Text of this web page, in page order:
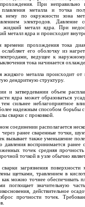
При
плавления металла и точка
нему по окружности зона
электродов. Давление
жидкий металл ядра. При
металл ядра и происходит
времени прохождения тока
ослабляет его оболочку из
ведущее к
тока начинается
жидкого металла происходит
дендритную структуру.
и затвердевании объем
ядра может образоваться
сильнее неблагоприятное
надежным способом борьбы
сварки с проковкой.
соединении располагается
через ранее сваренные точки,
вызывает также уменьшение
давления воспринимается
точек средняя
точкой в узле обычно
загрязнения
щетками, травлением в
можно точнее обеспечивать
поглощает значительную
действительное
прочности точек.